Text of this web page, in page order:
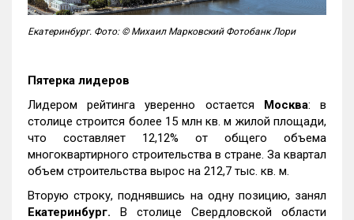
Екатеринбург. Фото: © Михаил Марковский Фотобанк Лори
Пятерка лидеров
Лидером рейтинга уверенно остается Москва: в
столице строится более 15 млн кв. м жилой площади,
что составляет 12,12% от общего объема
многоквартирного строительства в стране. За квартал
объем строительства вырос на 212,7 тыс. кв. м.
Вторую строку, поднявшись на одну позицию, занял
Екатеринбург. В столице Свердловской области